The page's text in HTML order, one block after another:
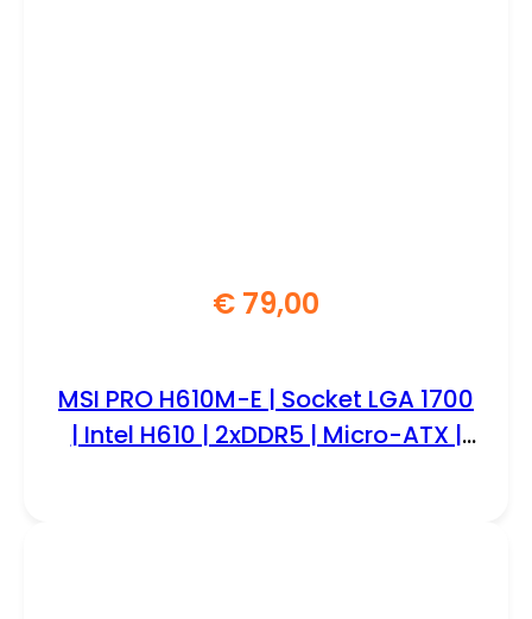
€ 79,00
MSI PRO H610M-E | Socket LGA 1700
| Intel H610 | 2xDDR5 | Micro-ATX |